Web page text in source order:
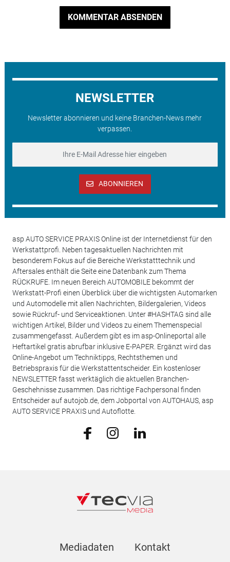
KOMMENTAR ABSENDEN
NEWSLETTER
Newsletter abonnieren und keine Branchen-News mehr
verpassen.
ABONNIEREN
asp AUTO SERVICE PRAXIS Online ist der Internetdienst für den
Werkstattprofi. Neben tagesaktuellen Nachrichten mit
besonderem Fokus auf die Bereiche Werkstatttechnik und
Aftersales enthält die Seite eine Datenbank zum Thema
RÜCKRUFE. Im neuen Bereich AUTOMOBILE bekommt der
Werkstatt-Profi einen Überblick über die wichtigsten Automarken
und Automodelle mit allen Nachrichten, Bildergalerien, Videos
sowie Rückruf- und Serviceaktionen. Unter #HASHTAG sind alle
wichtigen Artikel, Bilder und Videos zu einem Themenspecial
zusammengefasst. Außerdem gibt es im asp-Onlineportal alle
Heftartikel gratis abrufbar inklusive E-PAPER. Ergänzt wird das
Online-Angebot um Techniktipps, Rechtsthemen und
Betriebspraxis für die Werkstattentscheider. Ein kostenloser
NEWSLETTER fasst werktäglich die aktuellen Branchen-
Geschehnisse zusammen. Das richtige Fachpersonal finden
Entscheider auf autojob.de, dem Jobportal von AUTOHAUS, asp
AUTO SERVICE PRAXIS und Autoflotte.
Mediadaten Kontakt